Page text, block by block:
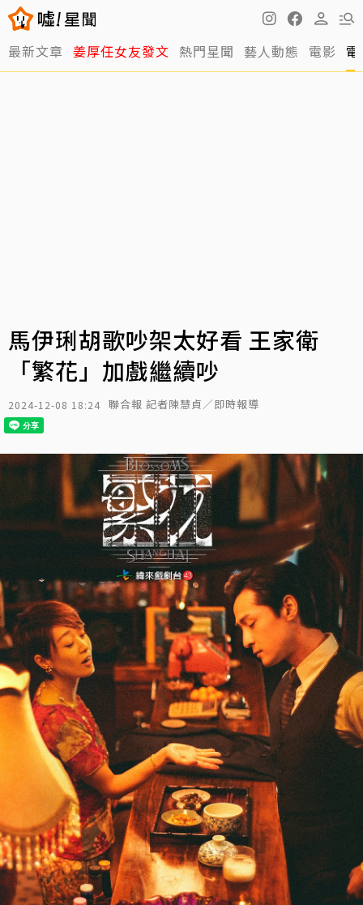
最新文章 姜厚任女友發文 熱門星聞 藝人動態 電影
馬伊琍胡歌吵架太好看 王家衛
「繁花」加戲繼續吵
2024-12-08 18:24 聯合報 記者陳慧貞／即時報導